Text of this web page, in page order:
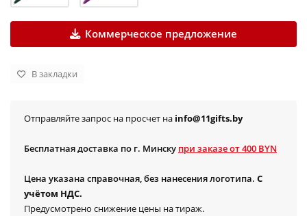
Коммерческое предложение
В закладки
Отправляйте запрос на просчет на info@11gifts.by
Бесплатная доставка по г. Минску при заказе от 400 BYN
Цена указана справочная, без нанесения логотипа. С
учётом НДС.
Предусмотрено снижение цены на тираж.